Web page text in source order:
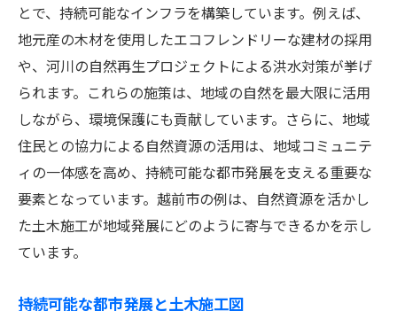
地域の将来を見据えた技術開発
越前市の土木施工図から学ぶ持続的発展
とで、持続可能なインフラを構築しています。例えば、
地元産の木材を使用したエコフレンドリーな建材の採用
や、河川の自然再生プロジェクトによる洪水対策が挙げ
られます。これらの施策は、地域の自然を最大限に活用
しながら、環境保護にも貢献しています。さらに、地域
住民との協力による自然資源の活用は、地域コミュニテ
ィの一体感を高め、持続可能な都市発展を支える重要な
要素となっています。越前市の例は、自然資源を活かし
た土木施工が地域発展にどのように寄与できるかを示し
ています。
持続可能な都市発展と土木施工図